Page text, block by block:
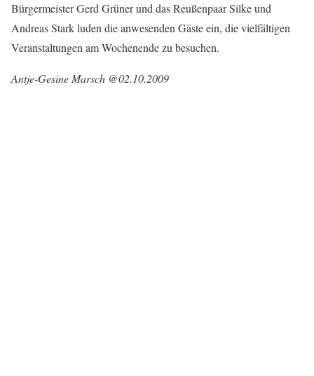
Bürgermeister Gerd Grüner und das Reußenpaar Silke und
Andreas Stark luden die anwesenden Gäste ein, die vielfältigen
Veranstaltungen am Wochenende zu besuchen.
Antje-Gesine Marsch @02.10.2009